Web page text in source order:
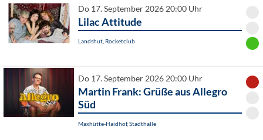
Do 17. September 2026 20:00 Uhr
Lilac Attitude
Landshut, Rocketclub
Do 17. September 2026 20:00 Uhr
Martin Frank: Grüße aus Allegro
Süd
Maxhütte-Haidhof, Stadthalle